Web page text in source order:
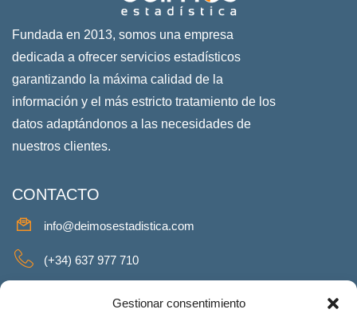
Gestionar consentimiento
Fundada en 2013, somos una empresa
dedicada a ofrecer servicios estadísticos
garantizando la máxima calidad de la
información y el más estricto tratamiento de los
datos adaptándonos a las necesidades de
nuestros clientes.
CONTACTO
info@deimosestadistica.com
(+34) 637 977 710